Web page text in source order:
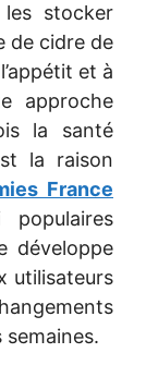
stocker
de cidre de
et à
approche
la santé
la raison
France
développe
utilisateurs